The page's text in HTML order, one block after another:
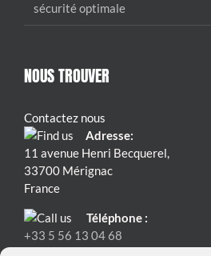
sécurité optimale
NOUS TROUVER
Contactez nous
Adresse:
11 avenue Henri Becquerel,
33700 Mérignac
France
Téléphone :
+33 5 56 13 04 68